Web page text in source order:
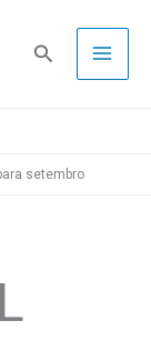
Pesquisa
setembro